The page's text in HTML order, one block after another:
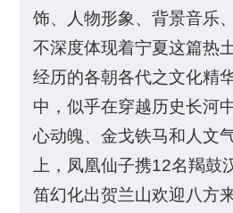
饰、人物形象、背景音乐
不深度体现着宁夏这篇热
经历的各朝各代之文化精
中，似乎在穿越历史长河
心动魄、金戈铁马和人文
上，凤凰仙子携12名羯鼓
笛幻化出贺兰山欢迎八方